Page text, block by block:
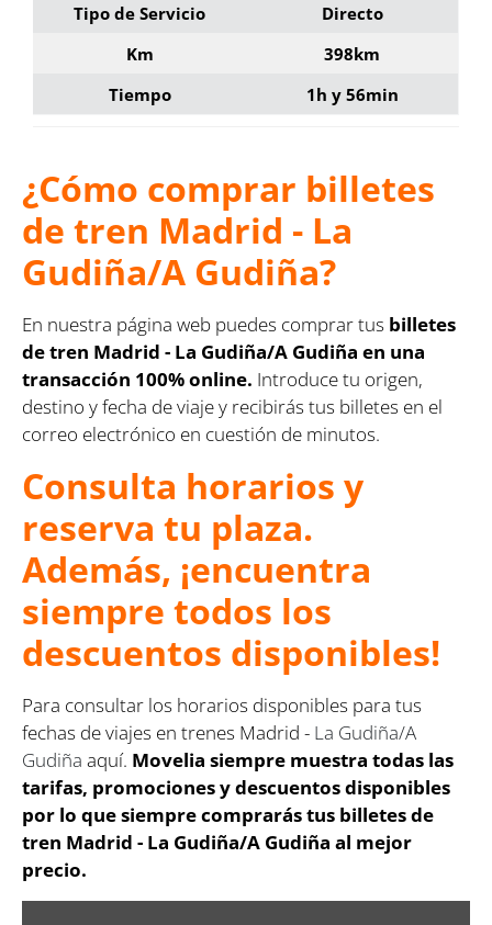
Tipo de Servicio
Directo
Km
398km
Tiempo
1h y 56min
¿Cómo comprar billetes
de tren Madrid - La
Gudiña/A Gudiña?
En nuestra página web puedes comprar tus billetes
detren Madrid - La Gudiña/A Gudiña en una
transacción 100% online. Introduce tu origen,
destino y fecha de viaje y recibirás tus billetes en el
correo electrónico en cuestión de minutos.
Consulta horarios y
reserva tu plaza.
Además, ¡encuentra
siempre todos los
descuentos disponibles!
Para consultar los horarios disponibles para tus
fechas de viajes en trenes Madrid - La Gudiña/A
Gudiña aquí. Movelia siempre muestra todas las
tarifas, promociones y descuentos disponibles
por lo que siempre comprarás tus billetes de
tren Madrid - La Gudiña/A Gudiña al mejor
precio.